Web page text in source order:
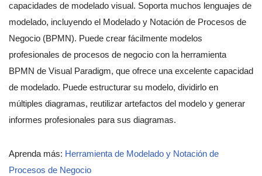
capacidades de modelado visual. Soporta muchos lenguajes de
modelado, incluyendo el Modelado y Notación de Procesos de
Negocio (BPMN). Puede crear fácilmente modelos
profesionales de procesos de negocio con la herramienta
BPMN de Visual Paradigm, que ofrece una excelente capacidad
de modelado. Puede estructurar su modelo, dividirlo en
múltiples diagramas, reutilizar artefactos del modelo y generar
informes profesionales para sus diagramas.
Aprenda más: Herramienta de Modelado y Notación de
Procesos de Negocio